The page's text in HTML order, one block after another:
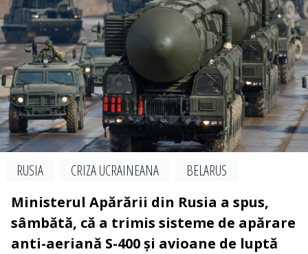
RUSIA CRIZA UCRAINEANA
BELARUS
Ministerul Apărării din Rusia a spus,
sâmbătă, că a trimis sisteme de apărare
anti-aeriană S-400 și avioane de luptă